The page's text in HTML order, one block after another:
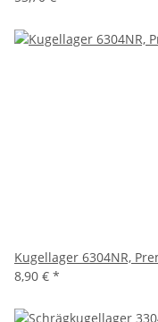
Kugellager 6304NR,
8,90 € *